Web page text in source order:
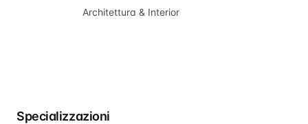
Architettura & Interior
Specializzazioni